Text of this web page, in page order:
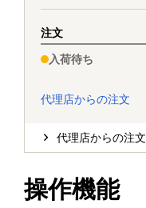
注文
入荷待ち
代理店からの注文
代理店からの注文
操作機能